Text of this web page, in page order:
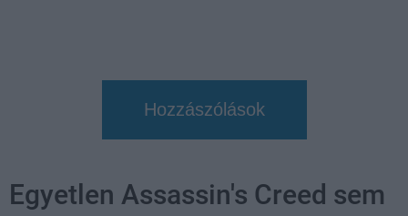
Hozzászólások
Egyetlen Assassin's Creed sem